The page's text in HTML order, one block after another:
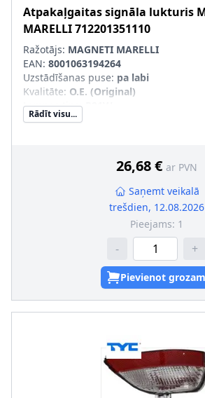
Atpakaļgaitas signāla lukturis
MARELLI712201351110
Ražotājs: MAGNETI MARELLI
EAN: 8001063194264
Uzstādīšanas puse: pa labi
Kvalitāte: O.E. (Original)
Lampas tips:
Kreisās-/Labās puses kustība
pāra artikulu numuri:712201451110
Rādīt visu...
26,68 € ar PVN
Saņemt veikalā
trešdien, 12.08.2026
Pieejams: 1
- +
Pievienot grozam